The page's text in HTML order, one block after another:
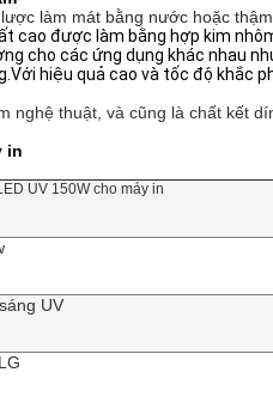
làm mát bằng nước hoặc
cao được làm bằng hợp kim
cho các ứng dụng khác nhau
hiệu quả cao và tốc độ khắc
nghệ thuật, và cũng là chất kết
in
UV 150W cho máy in
UV